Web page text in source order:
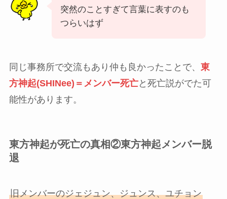
突然のことすぎて言葉に表すのも
つらいはず
同じ事務所で交流もあり仲も良かったことで、 東
方神起(SHINee)＝メンバー死亡と死亡説がでた可
能性があります。
東方神起が死亡の真相②東方神起メンバー脱
退
旧メンバーのジェジュン、ジュンス、ユチョン